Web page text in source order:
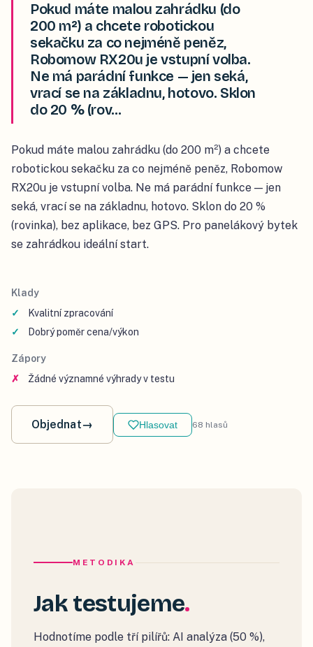
Pokud máte malou zahrádku (do
200 m²) a chcete robotickou
sekačku za co nejméně peněz,
Robomow RX20u je vstupní volba.
Ne má parádní funkce — jen seká,
vrací se na základnu, hotovo. Sklon
do 20 % (rov…
Pokud máte malou zahrádku (do 200 m²) a chcete
robotickou sekačku za co nejméně peněz, Robomow
RX20u je vstupní volba. Ne má parádní funkce — jen
seká, vrací se na základnu, hotovo. Sklon do 20 %
(rovinka), bez aplikace, bez GPS. Pro panelákový bytek
se zahrádkou ideální start.
Klady
Kvalitní zpracování
Dobrý poměr cena/výkon
Zápory
Žádné významné výhrady v testu
Objednat→ Hlasovat 68 hlasů
METODIKA
Jak testujeme
Hodnotíme podle tří pilířů: AI analýza (50 %),